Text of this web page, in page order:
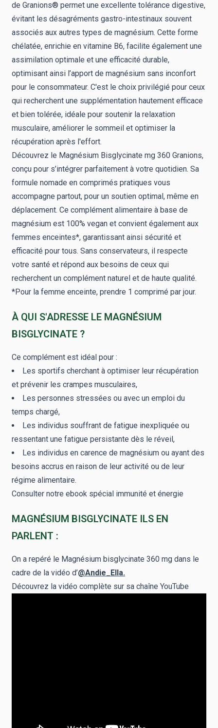
de Granions® permet une excellente tolérance digestive,
évitant les désagréments gastro-intestinaux souvent
associés aux autres types de magnésium. Cette forme
chélatée, enrichie en vitamine B6, facilite également une
assimilation optimale et une efficacité durable,
optimisant ainsi l’apport de magnésium sans inconfort
pour le consommateur. C'est le choix privilégié pour ceux
qui recherchent une supplémentation hautement efficace
et bien tolérée, idéale pour soutenir la relaxation
musculaire, améliorer le sommeil et optimiser la
récupération après l'effort.
Découvrez le Magnésium Bisglycinate mg 360 Granions,
conçu pour s’intégrer parfaitement à votre quotidien. Sa
formule nomade en comprimés pratiques vous
accompagne partout, pour un soutien optimal, même en
déplacement. Ce complément alimentaire à base de
magnésium est 100% vegan et convient également aux
femmes enceintes*, garantissant ainsi sécurité et
efficacité pour tous. Sans conservateurs, il respecte
votre santé et répond aux besoins de ceux qui
recherchent un complément naturel et de haute qualité.
*Pour la femme enceinte, prendre 1 comprimé par jour.
À QUI S'ADRESSE LE MAGNÉSIUM
BISGLYCINATE ?
Ce complément est idéal pour :
Les sportifs cherchant à optimiser leur récupération
et prévenir les crampes musculaires,
Les personnes stressées ou avec un emploi du
temps chargé,
Les individus souffrant de fatigue inexpliquée ou
ressentant une fatigue persistante dès le réveil,
Les individus en carence de magnésium ou ayant des
besoins accrus en raison de leur activité ou de leur
régime alimentaire.
Consulter notre ebook spécial immunité et énergie
MAGNÉSIUM BISGLYCINATE ILS EN
PARLENT :
On a repéré le Magnésium bisglycinate 360 mg dans le
cadre de la vidéo d’@Andie_Ella.
Découvrez la vidéo complète sur sa chaîne YouTube